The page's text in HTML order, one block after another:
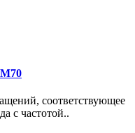
соответствующее
с частотой..